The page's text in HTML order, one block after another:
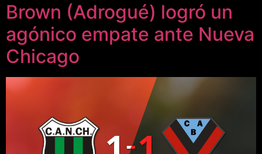
Brown (Adrogué) logró un
agónico empate ante Nueva
Chicago